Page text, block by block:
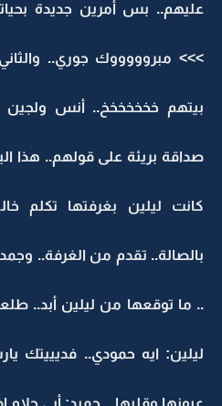
عليهم.. بس أمرين جديدة
>>> مبروووووك جوري..
بيتهم خخخخخخخ.. أنس ولجين
صداقة بريئة على قولهم.. هذا
كانت ليلين بغرفتها تكلم
بالصالة.. تقدم من الغرفة..
.. ما توقعها من ليلين أبد..
ليلين: ايه حمودي.. فديييتك
عيونها وقلبها .. حميد: أبي حلاو